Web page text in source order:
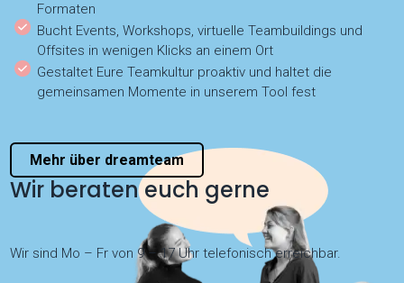
Formaten
Bucht Events, Workshops, virtuelle Teambuildings und
Offsites in wenigen Klicks an einem Ort
Gestaltet Eure Teamkultur proaktiv und haltet die
gemeinsamen Momente in unserem Tool fest
Mehr über dreamteam
Wir beraten euch gerne
Wir sind Mo – Fr von 9 – 17 Uhr telefonisch erreichbar.